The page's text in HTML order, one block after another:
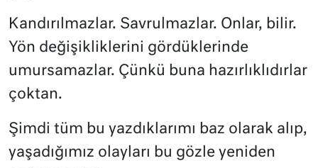
Kandırılmazlar. Savrulmazlar. Onlar, bilir.
Yön değişikliklerini gördüklerinde
umursamazlar. Çünkü buna hazırlıklıdırlar
çoktan.
Şimdi tüm bu yazdıklarımı baz olarak alıp,
yaşadığımız olayları bu gözle yeniden